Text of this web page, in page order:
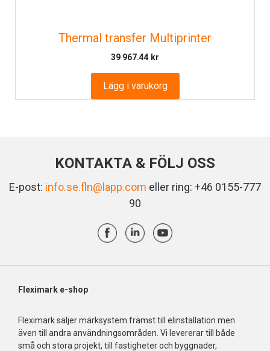
Thermal transfer Multiprinter
39 967.44 kr
Lägg i varukorg
KONTAKTA & FÖLJ OSS
E-post: info.se.fln@lapp.com eller ring: +46 0155-777
90
Fleximark e-shop
Fleximark säljer märksystem främst till elinstallation men
även till andra användningsområden. Vi levererar till både
små och stora projekt, till fastigheter och byggnader,